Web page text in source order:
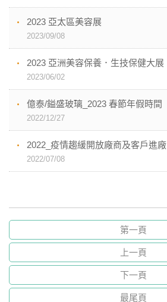
2023 亞太區美容展
2023/09/08
2023 亞洲美容保養．生技保健大展
2023/06/02
億泰/鎰盛玻璃_2023 春節年假時間
2022/12/27
2022_疫情趨緩開放廠商及客戶進廠
2022/07/08
第一頁
上一頁
下一頁
最尾頁